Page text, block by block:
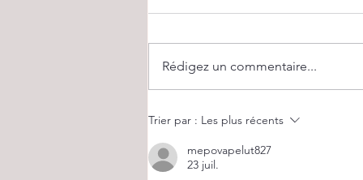
Champions d'Alsace par équipe !
Rédigez un commentaire...
Trier par : Les plus récents
mepovapelut827
23 juil.